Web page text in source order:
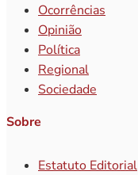
Ocorrências
Opinião
Política
Regional
Sociedade
Sobre
Estatuto Editorial